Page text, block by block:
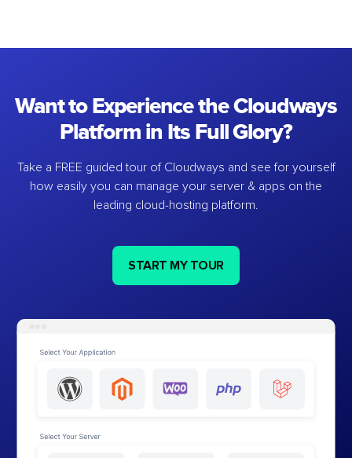
Want to Experience the Cloudways
Platform in Its Full Glory?
Take a FREE guided tour of Cloudways and see for yourself
how easily you can manage your server & apps on the
leading cloud-hosting platform.
START MY TOUR